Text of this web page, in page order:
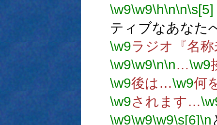
\w9\w9\h\n\n\s[5]
ティブなあなた
\w9ラジオ『名
\w9\w9\n\n…\w9
\w9後は…\w9何
\w9されます…
\w9\w9\w9\s[6]\n